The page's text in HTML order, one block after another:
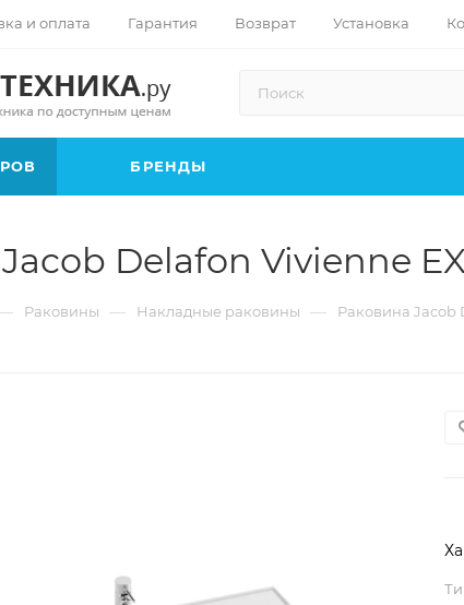
и оплата Гарантия Возврат Установка
БРЕНДЫ
Delafon Vivienne
Раковины — Накладные раковины — Раковина Jacob